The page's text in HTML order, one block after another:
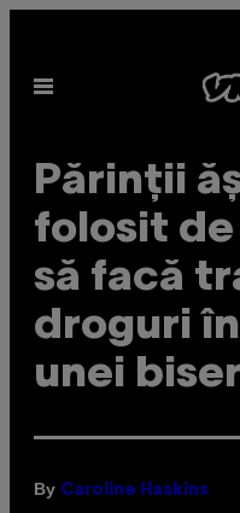
content
Open
Părinții
folosit de
să facă
droguri
unei
By Caroline Haskins